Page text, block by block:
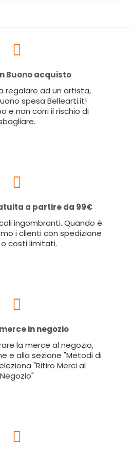
Buono acquisto
regalare ad un artista,
spesa Bellearti.it!
e non corri il rischio di
a partire da 99€
ingombranti. Quando è
i clienti con spedizione
costi limitati.
in negozio
la merce al negozio,
e alla sezione "Metodi di
"Ritiro Merci al
Negozio"